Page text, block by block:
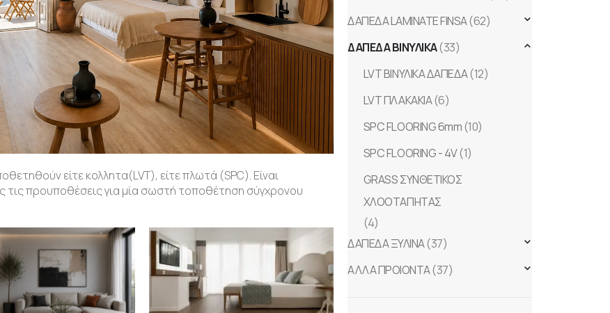
είτε κολλητα(LVT), είτε πλωτά (SPC). Είναι
τις προυποθέσεις για μία σωστή τοποθέτηση σύγχρονου
ΔΑΠΕΔΑ LAMINATE FINSA(62)
ΔΑΠΕΔΑ ΒΙΝΥΛΙΚΑ(33)
LVT ΒΙΝΥΛΙΚΑ ΔΑΠΕΔΑ(12)
LVT ΠΛΑΚΑΚΙΑ(6)
SPC FLOORING 6mm(10)
SPC FLOORING - 4V(1)
GRASS ΣΥΝΘΕΤΙΚΟΣ
ΧΛΟΟΤΑΠΗΤΑΣ
(4)
ΔΑΠΕΔΑ ΞΥΛΙΝΑ(37)
ΑΛΛΑ ΠΡΟΙΟΝΤΑ(37)